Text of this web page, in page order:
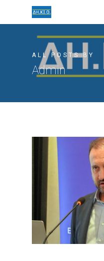
ALL POSTS BY
Admin